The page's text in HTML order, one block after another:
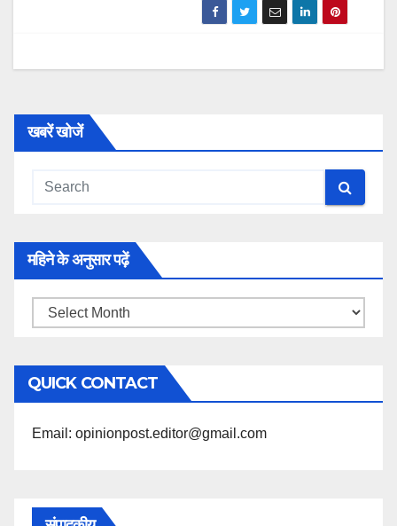
खबरें खोजें
महिने के अनुसार पढ़ें
महिने
अनुसार
पढ़ें
QUICK CONTACT
Email: opinionpost.editor@gmail.com